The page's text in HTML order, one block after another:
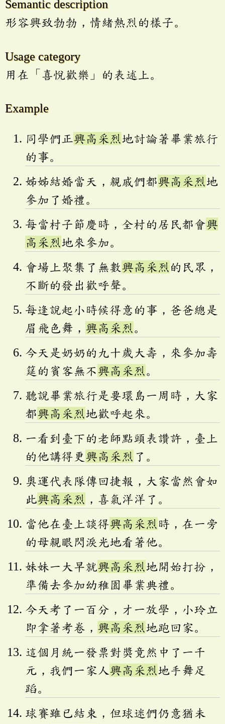
Semantic description
形容興致勃勃，情緒熱烈的樣子。
Usage category
用在「喜悅歡樂」的表述上。
Example
同學們正興高采烈地討論著畢業旅行
的事。
姊姊結婚當天，親戚們都興高采烈地
參加了婚禮。
每當村子節慶時，全村的居民都會興
高采烈地來參加。
會場上聚集了無數興高采烈 的民眾，
不斷的發出歡呼聲。
每逢說起小時候得意的事，爸爸總是
眉飛色舞， 興高采烈。
今天是奶奶的九十歲大壽，來參加壽
筵的賓客無不興高采烈。
聽說畢業旅行是要環島一周時，大家
都興高采烈地歡呼起來。
一看到臺下的老師點頭表讚許，臺上
的他講得更 興高采烈 了。
奧運代表隊傳回捷報，大家當然會如
此興高采烈 ，喜氣洋洋了。
當他在臺上談得興高采烈 時，在一旁
的母親眼閃淚光地看著他。
妹妹一大早就興高采烈地開始打扮，
準備去參加幼稚園畢業典禮。
今天考了一百分，才一放學，小玲立
即拿著考卷， 興高采烈地跑回家。
這個月統一發票對獎竟然中了一千
元，我們一家人興高采烈地手舞足
蹈。
球賽雖已結束，但球迷們仍意猶未